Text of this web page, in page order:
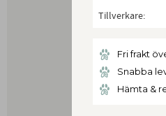
Tillverkare
Fri frakt
Snabba
Hämta &